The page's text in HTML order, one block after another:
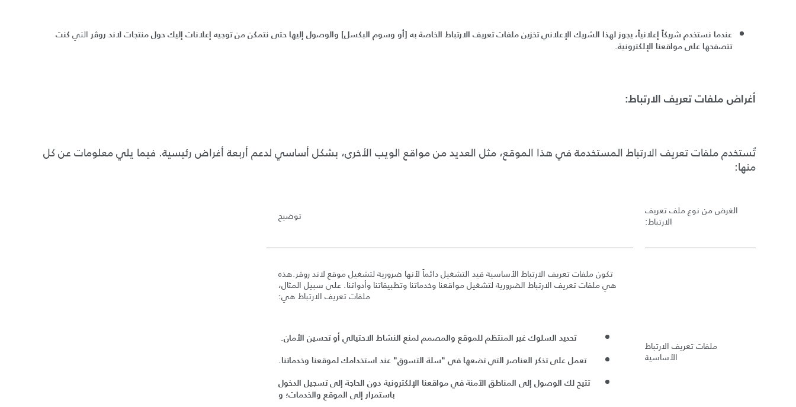
عندما نستخدم شريكاً إعلانياً، يجوز لهذا الشريك الإعلاني تخزين ملفات تعريف الارتباط الخاصة به أو وسوم البكسل والوصول إليها حتى نتمكن من توجيه إعلانات إليك حول منتجات لاند روڤر التي كنت
تتصفحها على مواقعنا الإلكترونية.
أغراض ملفات تعريف الارتباط:
تُستخدم ملفات تعريف الارتباط المستخدمة في هذا الموقع، مثل العديد من مواقع الويب الأخرى، بشكل أساسي لدعم أربعة أغراض رئيسية. فيما يلي معلومات عن كل
منها:
الغرض من نوع ملف تعريف
الارتباط: توضيح
ملفات تعريف الارتباط
الأساسية
تكون ملفات تعريف الارتباط الأساسية قيد التشغيل دائماً لأنها ضرورية لتشغيل موقع لاند روڤر.هذه
هي ملفات تعريف الارتباط الضرورية لتشغيل مواقعنا وخدماتنا وتطبيقاتنا وأدواتنا. على سبيل المثال،
ملفات تعريف الارتباط هي:
تحديد السلوك غير المنتظم للموقع والمصمم لمنع النشاط الاحتيالي أو تحسين الأمان.
تعمل على تذكر العناصر التي تضعها في "سلة التسوق" عند استخدامك لموقعنا وخدماتنا.
تتيح لك الوصول إلى المناطق الآمنة في مواقعنا الإلكترونية دون الحاجة إلى تسجيل الدخول
باستمرار إلى الموقع والخدمات؛ و